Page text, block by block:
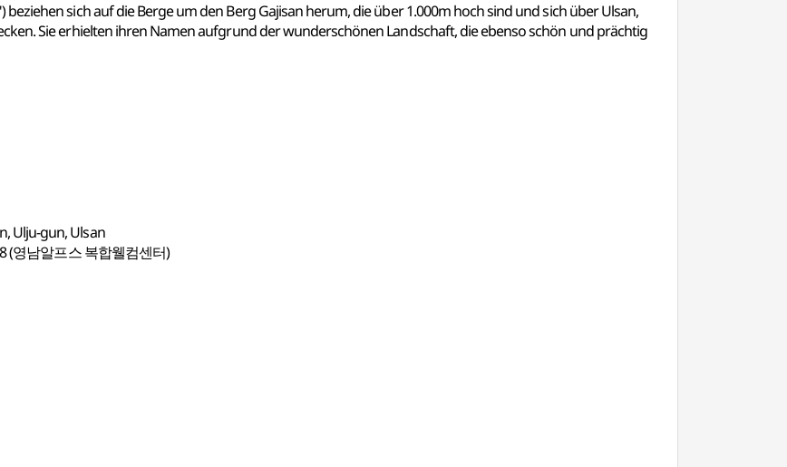
sich auf die Berge um den Berg Gajisan herum, die über 1.000m hoch sind und sich über Ulsan,
Sie erhielten ihren Namen aufgrund der wunderschönen Landschaft, die ebenso schön und prächtig
Ulju-gun, Ulsan
(영남알프스 복합웰컴센터)